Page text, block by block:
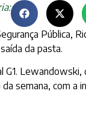
Pública,
da pasta.
G1.
semana, com a